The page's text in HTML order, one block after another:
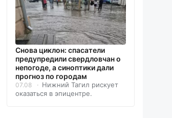
Снова циклон: спасатели
предупредили свердловчан о
непогоде, а синоптики дали
прогноз по городам
07.08
Нижний Тагил рискует
оказаться в эпицентре.